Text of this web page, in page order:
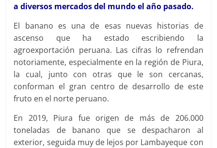
a diversos mercados del mundo el año pasado.
El banano es una de esas nuevas historias de
ascenso que ha estado escribiendo la
agroexportación peruana. Las cifras lo refrendan
notoriamente, especialmente en la región de Piura,
la cual, junto con otras que le son cercanas,
conforman el gran centro de desarrollo de este
fruto en el norte peruano.
En 2019, Piura fue origen de más de 206.000
toneladas de banano que se despacharon al
exterior, seguida muy de lejos por Lambayeque con